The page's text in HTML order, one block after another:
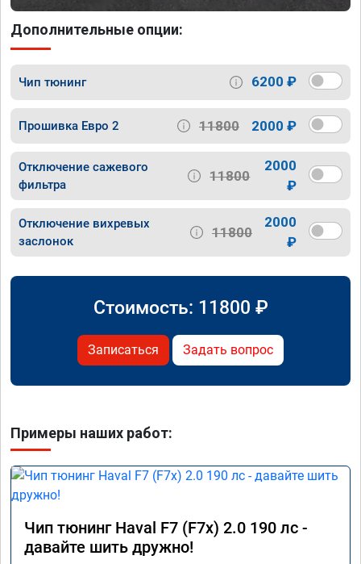
Дополнительные опции:
Чип тюнинг 6200 ₽
Прошивка Евро 2 11800 2000 ₽
Отключение сажевого
фильтра
11800
2000
₽
Отключение вихревых
заслонок
11800
2000
₽
Стоимость: 11800 ₽
Записаться Задать вопрос
Примеры наших работ:
Чип тюнинг Haval F7 (F7x) 2.0 190 лс -
давайте шить дружно!